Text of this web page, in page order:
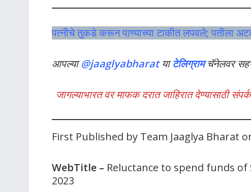
पत्नीचे तुकडे करून पाण्याच्या टाकीत लपवले; पतीला
आपल्या@jaaglyabharat याटेलिग्राम चॅनेलवर
जागल्याभारत वर माफक दरात जाहिरात देण्यासाठी
First Published by Team Jaaglya Bharat
WebTitle – Reluctance to spend funds of
2023